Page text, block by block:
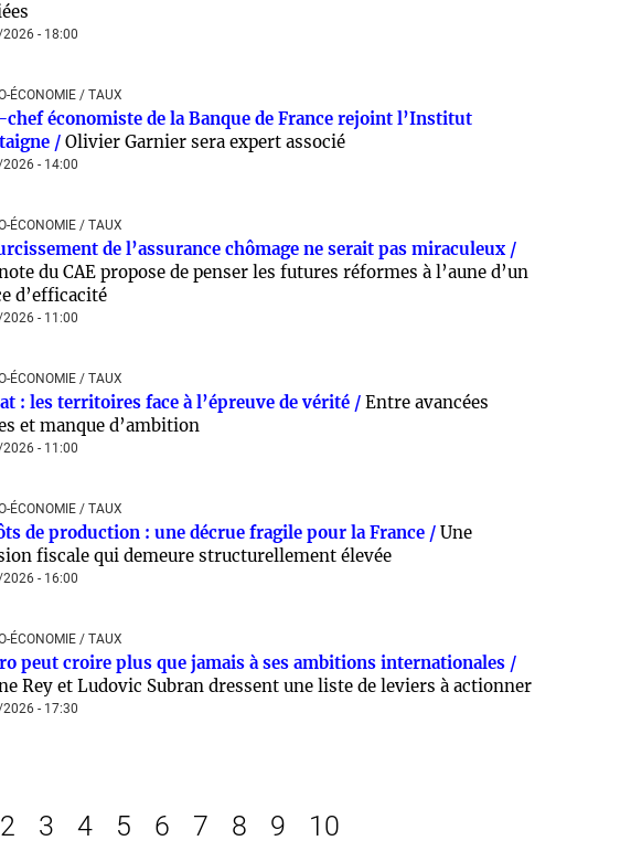
- 18:00
ÉCONOMIE / TAUX
chef économiste de la Banque de France rejoint l’Institut
/ Olivier Garnier sera expert associé
- 14:00
ÉCONOMIE / TAUX
de l’assurance chômage ne serait pas miraculeux /
du CAE propose de penser les futures réformes à l’aune d’un
d’efficacité
- 11:00
ÉCONOMIE / TAUX
: les territoires face à l’épreuve de vérité / Entre avancées
et manque d’ambition
- 11:00
ÉCONOMIE / TAUX
de production : une décrue fragile pour la France / Une
fiscale qui demeure structurellement élevée
- 16:00
ÉCONOMIE / TAUX
peut croire plus que jamais à ses ambitions internationales /
Rey et Ludovic Subran dressent une liste de leviers à actionner
- 17:30
2 3 4 5 6 7 8 9 10